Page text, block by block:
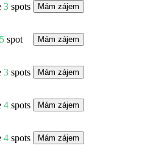
3 spots Mám zájem
5 spot Mám zájem
3 spots Mám zájem
4 spots Mám zájem
4 spots Mám zájem